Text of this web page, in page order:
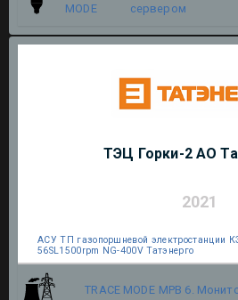
MODE
сервером
ТЭЦ Горки-2 АО
2021
АСУ ТП газопоршневой электростанции
56SL1500rpm NG-400V Татэнерго
TRACE MODE МРВ 6.